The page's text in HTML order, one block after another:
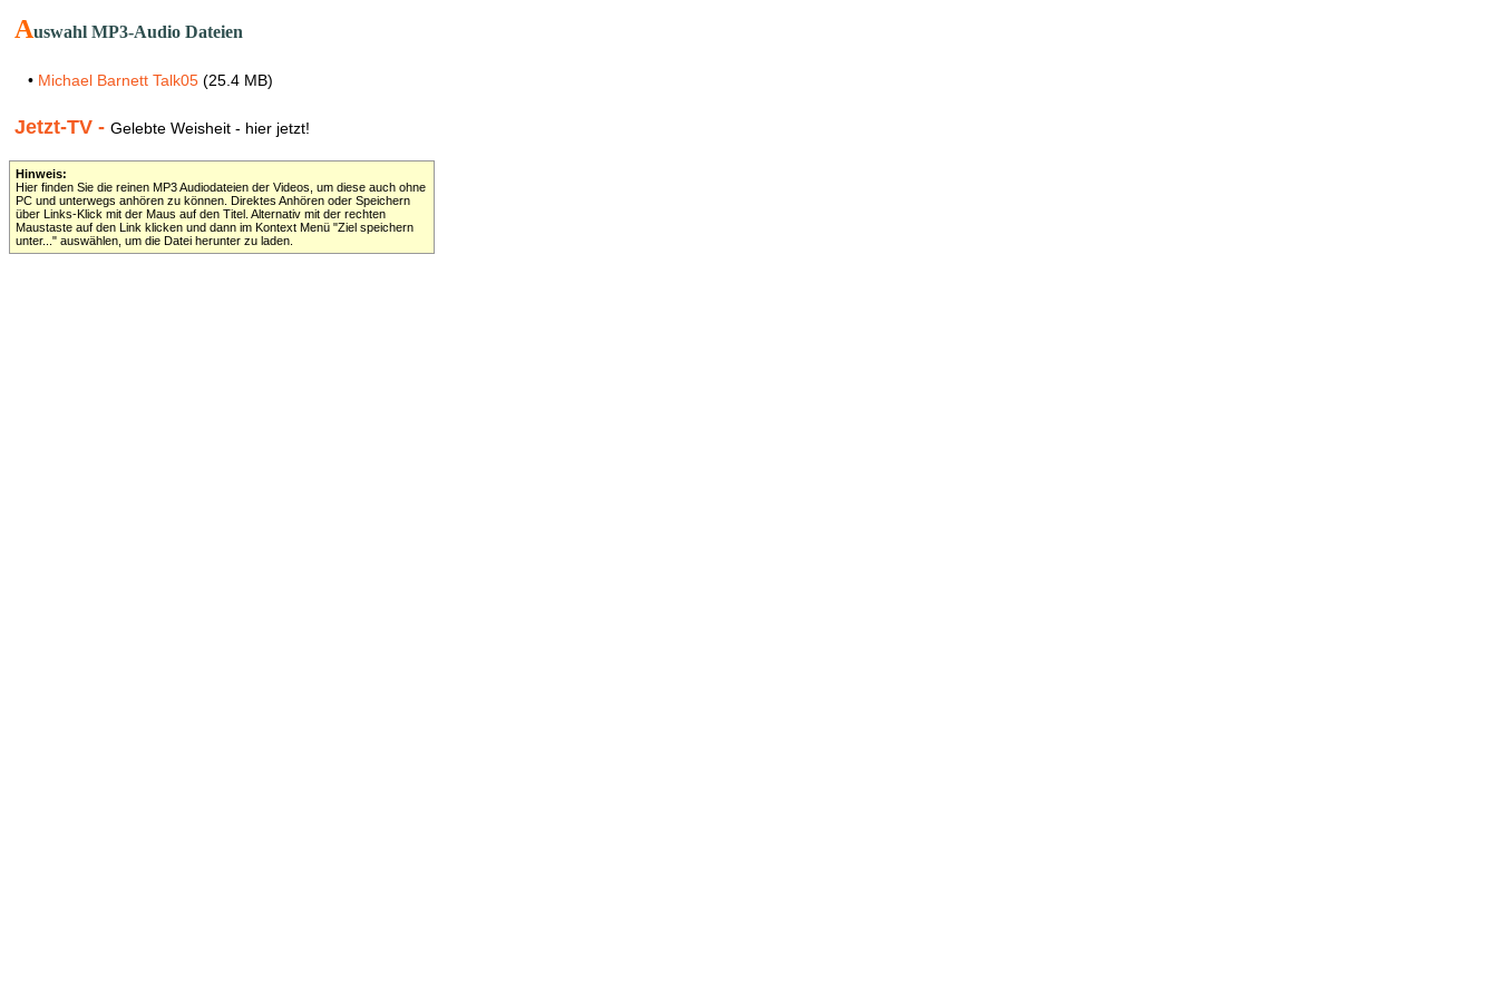
Auswahl MP3-Audio Dateien
• Michael Barnett Talk05 (25.4 MB)
Jetzt-TV - Gelebte Weisheit - hier jetzt!
Hinweis:
Hier finden Sie die reinen MP3 Audiodateien der Videos, um diese auch ohne
PC und unterwegs anhören zu können. Direktes Anhören oder Speichern
über Links-Klick mit der Maus auf den Titel. Alternativ mit der rechten
Maustaste auf den Link klicken und dann im Kontext Menü "Ziel speichern
unter..." auswählen, um die Datei herunter zu laden.